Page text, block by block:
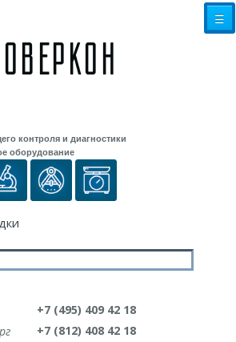
контроля и диагностики
оборудование
☰
+7 (495) 409 42 18
+7 (812) 408 42 18